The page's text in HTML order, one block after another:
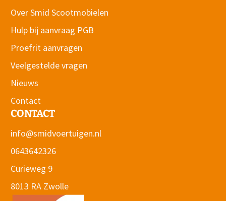
Over Smid Scootmobielen
Hulp bij aanvraag PGB
Proefrit aanvragen
Veelgestelde vragen
Nieuws
Contact
CONTACT
info@smidvoertuigen.nl
0643642326
Curieweg 9
8013 RA Zwolle